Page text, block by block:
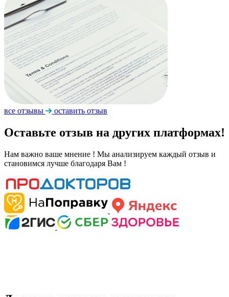
все отзывы оставить отзыв
Оставьте отзыв на других платформах!
Нам важно ваше мнение ! Мы анализируем каждый отзыв и
становимся лучше благодаря Вам !